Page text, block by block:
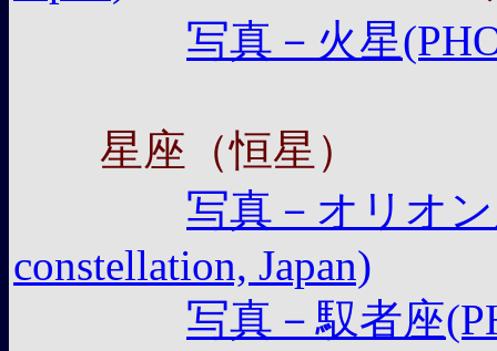
写真－火星
星座（恒星）
写真－オリオ
constellation, Japan)
写真－馭者座